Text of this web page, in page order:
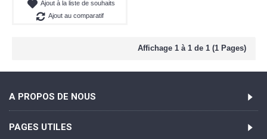
Ajout à la liste de souhaits
Ajout au comparatif
Affichage 1 à 1 de 1 (1 Pages)
A PROPOS DE NOUS
PAGES UTILES